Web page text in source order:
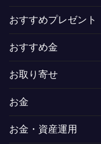
おすすめプレゼント
おすすめ金
お取り寄せ
お金
お金・資産運用